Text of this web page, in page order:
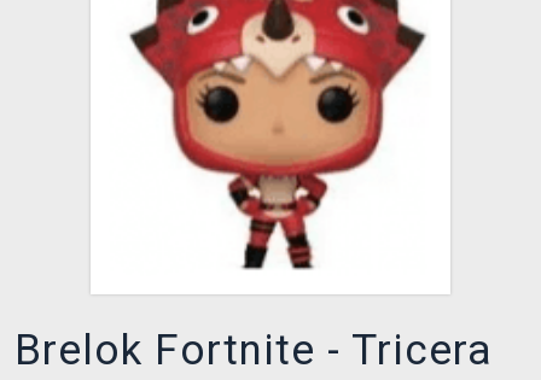
XZONE KLUB
Brelok Fortnite - Tricera